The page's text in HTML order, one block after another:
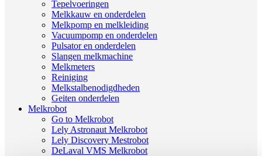
Tepelvoeringen
Melkkauw en onderdelen
Melkpomp en melkleiding
Vacuumpomp en onderdelen
Pulsator en onderdelen
Slangen melkmachine
Melkmeters
Reiniging
Melkstalbenodigdheden
Geiten onderdelen
Melkrobot
Go to Melkrobot
Lely Astronaut Melkrobot
Lely Discovery Mestrobot
DeLaval VMS Melkrobot